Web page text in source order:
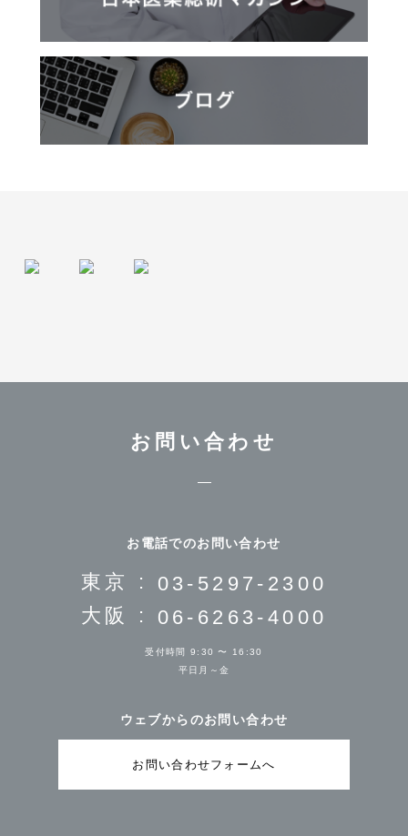
お問い合わせ
お電話でのお問い合わせ
東京 : 03-5297-2300
大阪 : 06-6263-4000
受付時間 9:30 〜 16:30
平日月～金
ウェブからのお問い合わせ
お問い合わせフォームへ